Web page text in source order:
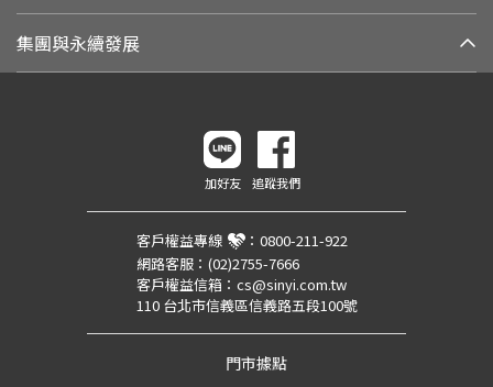
集團與永續發展
加好友 追蹤我們
客戶權益專線 ： 0800-211-922
網路客服： (02)2755-7666
客戶權益信箱： cs@sinyi.com.tw
110 台北市信義區信義路五段100號
門市據點